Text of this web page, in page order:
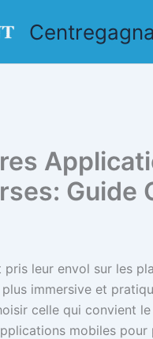
Guide
pris leur envol sur les
immersive et
celle qui convient
mobiles